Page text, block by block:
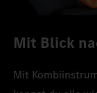
Mit Blick
Mit